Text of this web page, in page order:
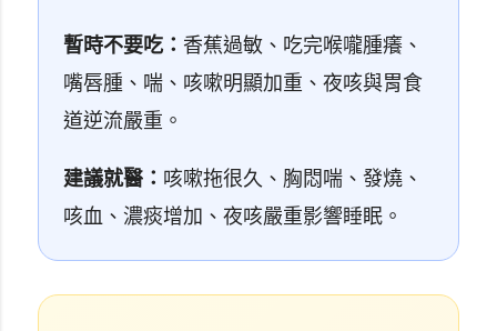
暫時不要吃： 香蕉過敏、吃完喉嚨腫癢、
嘴唇腫、喘、咳嗽明顯加重、夜咳與胃食
道逆流嚴重。
建議就醫： 咳嗽拖很久、胸悶喘、發燒、
咳血、濃痰增加、夜咳嚴重影響睡眠。